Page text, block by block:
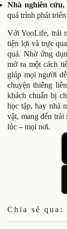
Nhà nghiên cứu,
quá trình phát
Với YooLife, trải
tiện lợi và trực
quả. Nhờ ứng
mở ra một cách
giúp mọi người
chuyện thiêng
khách chuẩn bị
học tập, hay nhà
vật, mang đến
lúc – mọi nơi.
Chia sẻ qua: